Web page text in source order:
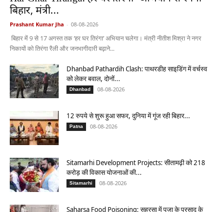
बिहार, मंत्री...
Prashant Kumar Jha - 08-08-2026
बिहार में 9 से 17 अगस्त तक ‘हर घर तिरंगा’ अभियान चलेगा। मंत्री नीतीश मिश्रा ने नगर
निकायों को तिरंगा रैली और जनभागीदारी बढ़ाने...
Dhanbad Pathardih Clash: पाथरडीह साइडिंग में वर्चस्व
को लेकर बवाल, दोनों...
Dhanbad 08-08-2026
12 रुपये से शुरू हुआ सफर, दुनिया में गूंज रही बिहार...
Patna 08-08-2026
Sitamarhi Development Projects: सीतामढ़ी को 218
करोड़ की विकास योजनाओं की...
Sitamarhi 08-08-2026
Saharsa Food Poisoning: सहरसा में पूजा के प्रसाद के